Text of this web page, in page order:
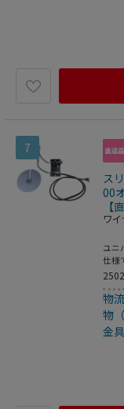
7
ス
00
【
ワ
ユニ
仕様
はで
物
物
金